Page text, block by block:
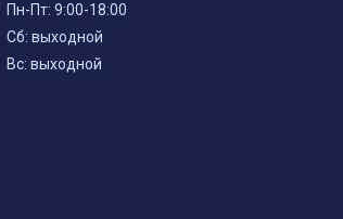
Пн-Пт: 9:00-18:00
Сб: выходной
Вс: выходной